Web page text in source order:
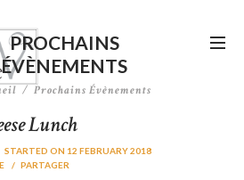
PROCHAINS
ÉVÈNEMENTS
Prochains Évènements
Lunch
STARTED ON 12 FEBRUARY 2018
PARTAGER